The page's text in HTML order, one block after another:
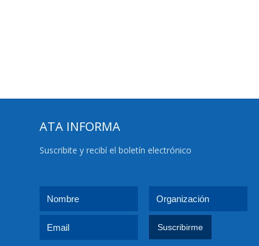
ATA INFORMA
Suscribite y recibí el boletín electrónico